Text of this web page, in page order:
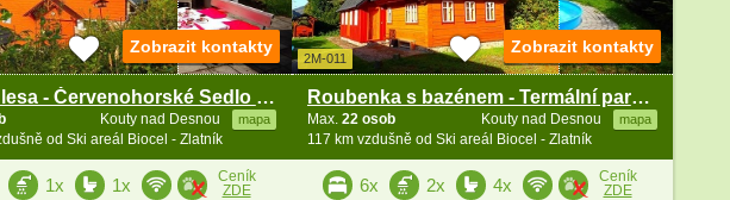
Chata u lesa - Červenohorské Sedlo - Velké Losiny
Kouty nad Desnou mapa
od Ski areál Biocel - Zlatník
Zobrazit kontakty
1x 1x
Ceník
ZDE
2M-011
Roubenka s bazénem - Termální park Velké Losiny
Kouty nad Desnou mapa
Max. 22 osob
117 km vzdušně od Ski areál Biocel - Zlatník
Zobrazit kontakty
6x 2x 4x
Ceník
ZDE